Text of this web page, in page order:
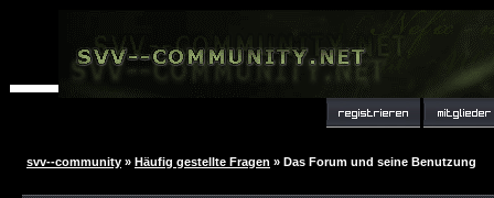
svv--community » Häufig gestellte Fragen » Das Forum und seine Benutzung